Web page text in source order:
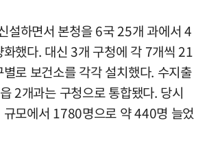
설하면서 본청을 6국 25개 과에서 4
했다. 대신 3개 구청에 각 7개씩 21
로 보건소를 각각 설치했다. 수지출
2개과는 구청으로 통합됐다. 당시
모에서 1780명으로 약 440명 늘었